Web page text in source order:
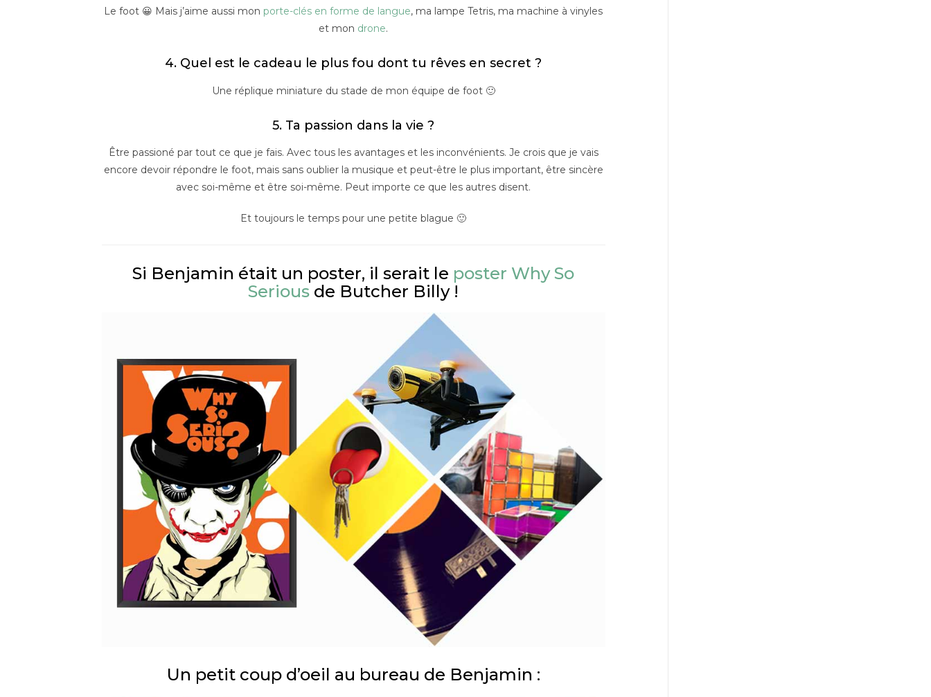
Le foot 😀 Mais j’aime aussi mon porte-clés en forme de langue, ma lampe Tetris, ma machine à vinyles
et mon drone.
4. Quel est le cadeau le plus fou dont tu rêves en secret ?
Une réplique miniature du stade de mon équipe de foot 🙂
5. Ta passion dans la vie ?
Être passioné par tout ce que je fais. Avec tous les avantages et les inconvénients. Je crois que je vais
encore devoir répondre le foot, mais sans oublier la musique et peut-être le plus important, être sincère
avec soi-même et être soi-même. Peut importe ce que les autres disent.
Et toujours le temps pour une petite blague 🙂
Si Benjamin était un poster, il serait le poster Why So
Serious de Butcher Billy !
Un petit coup d’oeil au bureau de Benjamin :